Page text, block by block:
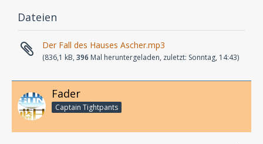
Dateien
Der Fall des Hauses Ascher.mp3
(836,1 kB, 396 Mal heruntergeladen, zuletzt: Sonntag, 14:43)
Fader
Captain Tightpants